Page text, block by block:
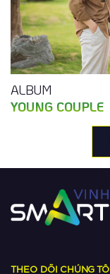
ALBUM
YOUNG COUPLE
THEO DÕI CHÚNG TÔI